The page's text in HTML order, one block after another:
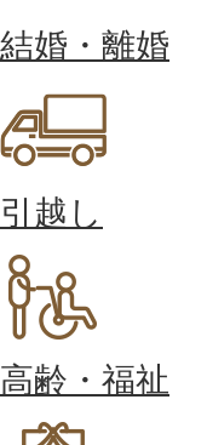
結婚・離婚
引越し
高齢・福祉